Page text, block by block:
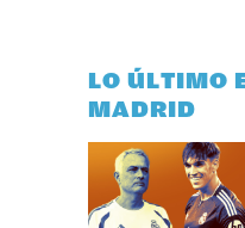
LO ÚLTIMO
MADRID